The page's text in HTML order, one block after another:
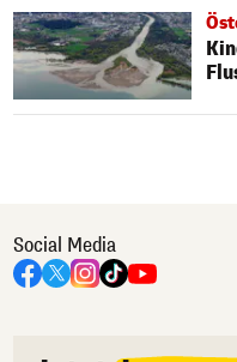
Social Media